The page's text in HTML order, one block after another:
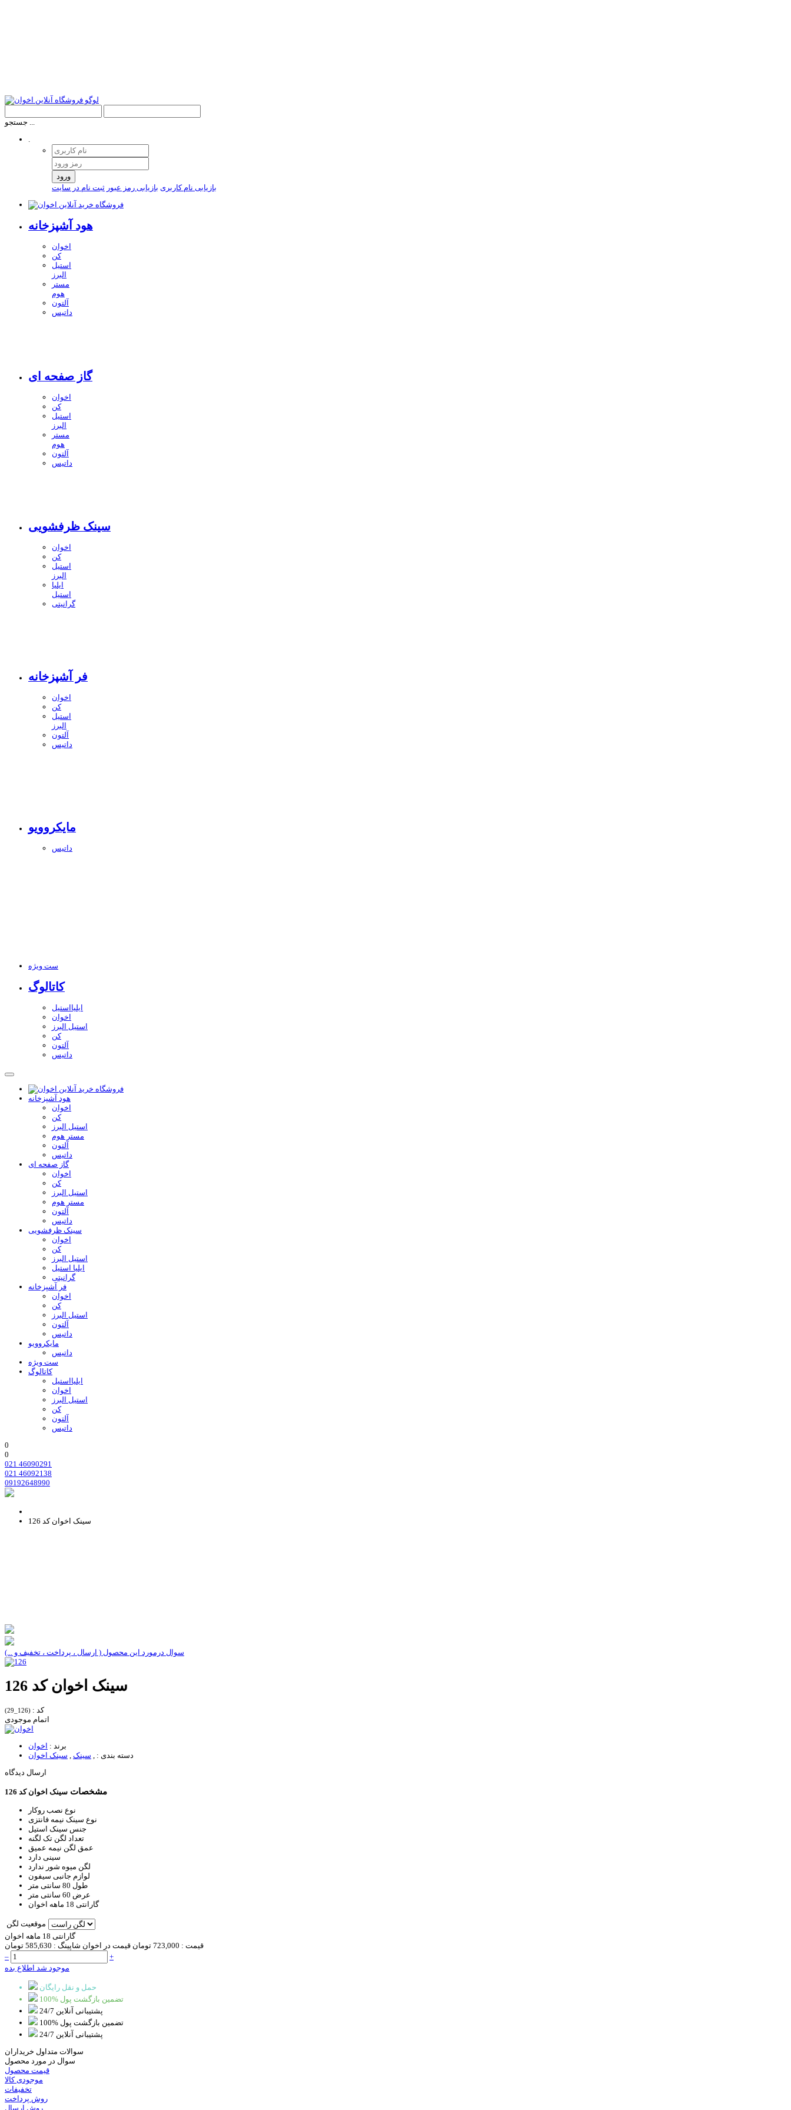
جستجو ...
.
ورود
بازیابی نام کاربری بازیابی رمز عبور ثبت نام در سایت
هود آشپزخانه
اخوان
کن
استیل
البرز
مستر
هوم
آلتون
داتیس
گاز صفحه ای
اخوان
کن
استیل
البرز
مستر
هوم
آلتون
داتیس
سینک ظرفشویی
اخوان
کن
استیل
البرز
ایلیا
استیل
گرانیتی
فر آشپزخانه
اخوان
کن
استیل
البرز
آلتون
داتیس
مایکروویو
داتیس
ست ویژه
کاتالوگ
ایلیااستیل
اخوان
استیل البرز
کن
آلتون
داتیس
هود آشپزخانه
اخوان
کن
استیل البرز
مستر هوم
آلتون
داتیس
گاز صفحه ای
اخوان
کن
استیل البرز
مستر هوم
آلتون
داتیس
سینک ظرفشویی
اخوان
کن
استیل البرز
ایلیا استیل
گرانیتی
فر آشپزخانه
اخوان
کن
استیل البرز
آلتون
داتیس
مایکروویو
داتیس
ست ویژه
کاتالوگ
ایلیااستیل
اخوان
استیل البرز
کن
آلتون
داتیس
0
0
021 46090291
021 46092138
09192648990
سینک اخوان کد 126
سوال درمورد این محصول ( ارسال ، پرداخت ، تخفیف و ...)
سینک اخوان کد 126
کد : (126_29)
اتمام موجودی
برند : اخوان
دسته بندی :
سینک
سینک اخوان
ارسال دیدگاه
مشخصات سینک اخوان کد 126
نوع نصب روکار
نوع سینک نیمه فانتزی
جنس سینک استیل
تعداد لگن تک لگنه
عمق لگن نیمه عمیق
سینی دارد
لگن میوه شور ندارد
لوازم جانبی سیفون
طول 80 سانتی متر
عرض 60 سانتی متر
گارانتی 18 ماهه اخوان
موقعیت لگن
گارانتی 18 ماهه اخوان
قیمت : 723,000 تومان قیمت در اخوان شاپینگ : 585,630 تومان
–
+
موجود شد اطلاع بده
حمل و نقل رایگان
100% تضمین بازگشت پول
پشتیبانی آنلاین 24/7
100% تضمین بازگشت پول
پشتیبانی آنلاین 24/7
سوالات متداول خریداران
سوال در مورد محصول
قیمت محصول
موجودی کالا
تخفیفات
روش پرداخت
روش ارسال